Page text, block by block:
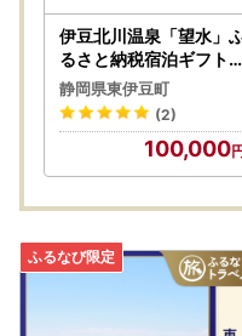
【返礼品の送付について】
通常ご寄附頂いてから１
す。
※１２月は寄附のお申し
※２日以上ご不在にされ
記入ください。事前にお
在で運送業者の保管期限
は、再発送の対応は致し
※日時指定は対応致しか
伊豆北川温泉「望水」
るさと納税宿泊ギフト券
（30000円分） E011
／チケット 温泉宿 ギ
フト券 静岡県 東伊
静岡県東伊豆町
(2)
100,000